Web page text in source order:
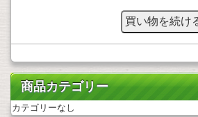
商品カテゴリー
カテゴリーなし